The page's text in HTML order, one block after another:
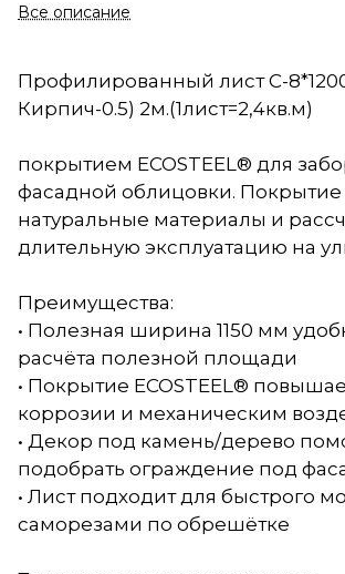
Все описание
Профилированный лист С-
Кирпич-0.5) 2м.(1лист=2,4кв.м)
покрытием ECOSTEEL® для
фасадной облицовки.
натуральные материалы и
длительную эксплуатацию на
Преимущества:
• Полезная ширина 1150 мм
расчёта полезной площади
• Покрытие ECOSTEEL®
коррозии и механическим
• Декор под камень/дерево
подобрать ограждение под
• Лист подходит для быстрого
саморезами по обрешётке